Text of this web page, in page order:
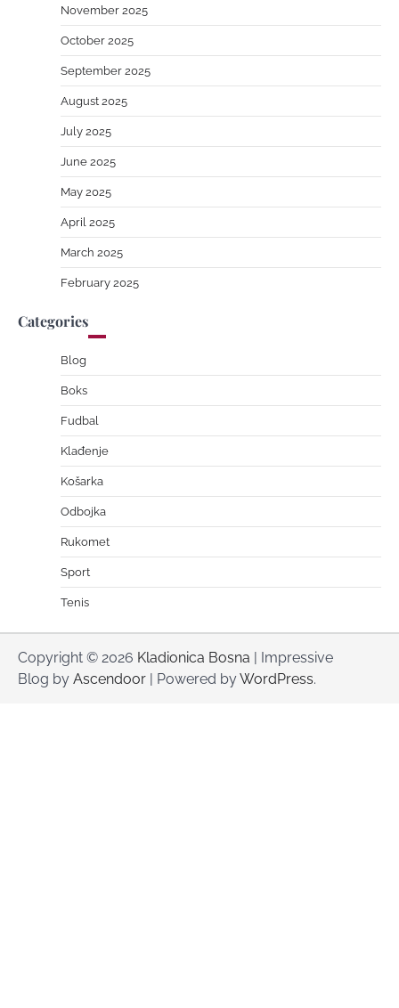
November 2025
October 2025
September 2025
August 2025
July 2025
June 2025
May 2025
April 2025
March 2025
February 2025
Categories
Blog
Boks
Fudbal
Klađenje
Košarka
Odbojka
Rukomet
Sport
Tenis
Copyright © 2026 Kladionica Bosna | Impressive
Blog by Ascendoor | Powered byWordPress.